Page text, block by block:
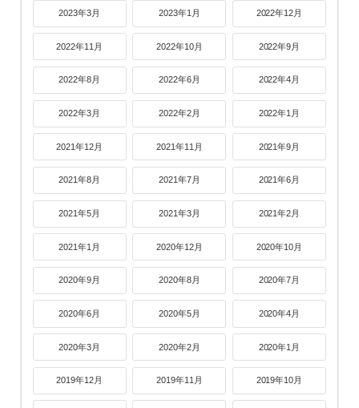
2023年3月 2023年1月 2022年12月
2022年11月 2022年10月 2022年9月
2022年8月 2022年6月 2022年4月
2022年3月 2022年2月 2022年1月
2021年12月 2021年11月 2021年9月
2021年8月 2021年7月 2021年6月
2021年5月 2021年3月 2021年2月
2021年1月 2020年12月 2020年10月
2020年9月 2020年8月 2020年7月
2020年6月 2020年5月 2020年4月
2020年3月 2020年2月 2020年1月
2019年12月 2019年11月 2019年10月